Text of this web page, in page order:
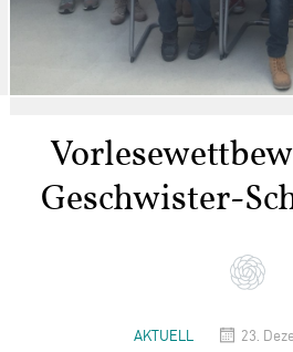
Geschwister-
AKTUELL 23.